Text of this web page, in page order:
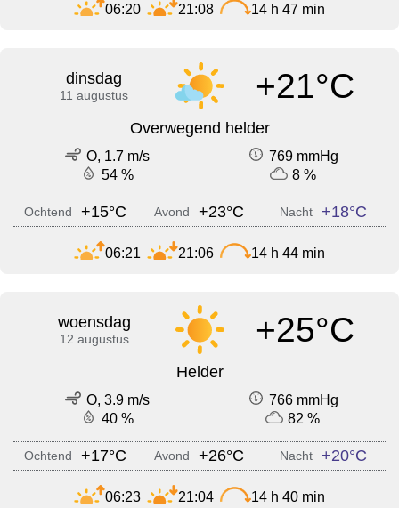
06:20 21:08 14 h 47 min
dinsdag
11 augustus +21°C
Overwegend helder
O, 1.7 m/s
769 mmHg
54 %
8 %
Ochtend +15°C Avond +23°C Nacht +18°C
06:21 21:06 14 h 44 min
woensdag
12 augustus +25°C
Helder
O, 3.9 m/s
766 mmHg
40 %
82 %
Ochtend +17°C Avond +26°C Nacht +20°C
06:23 21:04 14 h 40 min